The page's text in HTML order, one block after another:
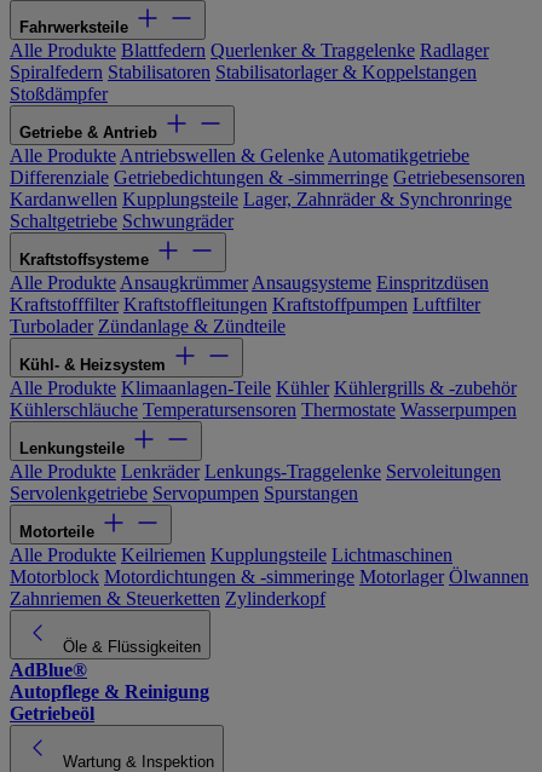
Fahrwerksteile
Alle Produkte Blattfedern Querlenker & Traggelenke Radlager
Spiralfedern Stabilisatoren Stabilisatorlager & Koppelstangen
Stoßdämpfer
Getriebe & Antrieb
Alle Produkte Antriebswellen & Gelenke Automatikgetriebe
Differenziale Getriebedichtungen & -simmerringe Getriebesensoren
Kardanwellen Kupplungsteile Lager, Zahnräder & Synchronringe
Schaltgetriebe Schwungräder
Kraftstoffsysteme
Alle Produkte Ansaugkrümmer Ansaugsysteme Einspritzdüsen
Kraftstofffilter Kraftstoffleitungen Kraftstoffpumpen Luftfilter
Turbolader Zündanlage & Zündteile
Kühl- & Heizsystem
Alle Produkte Klimaanlagen-Teile Kühler Kühlergrills & -zubehör
Kühlerschläuche Temperatursensoren Thermostate Wasserpumpen
Lenkungsteile
Alle Produkte Lenkräder Lenkungs-Traggelenke Servoleitungen
Servolenkgetriebe Servopumpen Spurstangen
Motorteile
Alle Produkte Keilriemen Kupplungsteile Lichtmaschinen
Motorblock Motordichtungen & -simmeringe Motorlager Ölwannen
Zahnriemen & Steuerketten Zylinderkopf
Öle & Flüssigkeiten
AdBlue®
Autopflege & Reinigung
Getriebeöl
Wartung & Inspektion